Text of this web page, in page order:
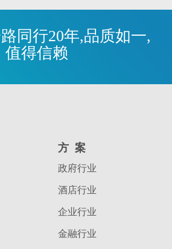
同行20年,品质如一,
值得信赖
方案
政府行业
酒店行业
企业行业
金融行业